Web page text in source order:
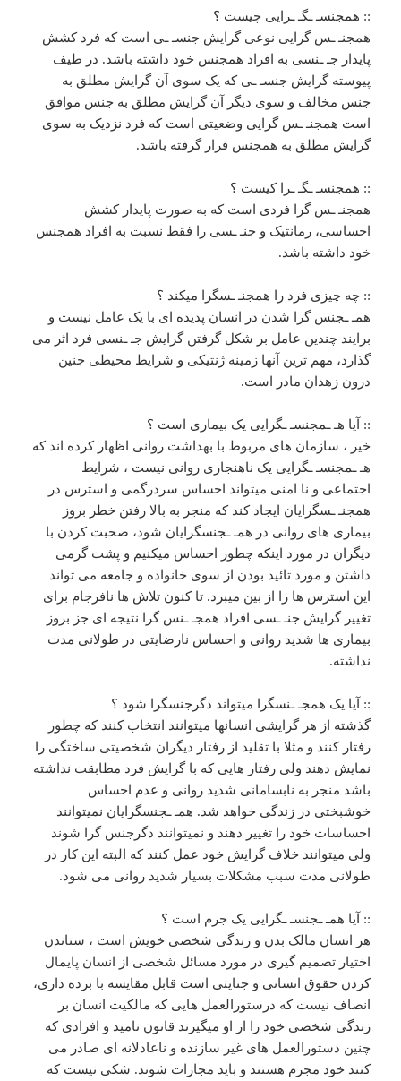
:: همجنسـ‌ ـگـ‌ ـرایی چیست ؟
همجنـ ـس گرایی نوعی گرایش جنسـ‌ ـی است که فرد کشش
پایدار جـ ـنسی به افراد همجنس خود داشته باشد. در طیف
پیوسته گرایش جنسـ ـی که یک سوی آن گرایش مطلق به
جنس مخالف و سوی دیگر آن گرایش مطلق به جنس موافق
است همجنـ ـس گرایی وضعیتی است که فرد نزدیک به سوی
گرایش مطلق به همجنس قرار گرفته باشد.
:: همجنسـ ـگـ‌ ـرا کیست ؟
همجنـ ـس گرا فردی است که به صورت پایدار کشش
احساسی، رمانتیک و جنـ ـسی را فقط نسبت به افراد همجنس
خود داشته باشد.
:: چه چیزی فرد را همجنـ ـسگرا میکند ؟
همـ ـجنس گرا شدن در انسان پدیده ای با یک عامل نیست و
برایند چندین عامل بر شکل گرفتن گرایش جـ ـنسی فرد اثر می
گذارد، مهم ترین آنها زمینه ژنتیکی و شرایط محیطی جنین
درون زهدان مادر است.
:: آیا هـ‌ ـمجنسـ ـگرایی یک بیماری است ؟
خیر ، سازمان های مربوط با بهداشت روانی اظهار کرده اند که
هـ ـمجنسـ‌ ـگرایی یک ناهنجاری روانی نیست ، شرایط
اجتماعی و نا امنی میتواند احساس سردرگمی و استرس در
همجنـ ـسگرایان ایجاد کند که منجر به بالا رفتن خطر بروز
بیماری های روانی در همـ ـجنسگرایان شود، صحبت کردن با
دیگران در مورد اینکه چطور احساس میکنیم و پشت گرمی
داشتن و مورد تائید بودن از سوی خانواده و جامعه می تواند
این استرس ها را از بین میبرد. تا کنون تلاش ها نافرجام برای
تغییر گرایش جنـ ـسی افراد همجـ ـنس گرا نتیجه ای جز بروز
بیماری ها شدید روانی و احساس نارضایتی در طولانی مدت
نداشته.
:: آیا یک همجـ‌ ـنسگرا میتواند دگرجنسگرا شود ؟
گذشته از هر گرایشی انسانها میتوانند انتخاب کنند که چطور
رفتار کنند و مثلا با تقلید از رفتار دیگران شخصیتی ساختگی را
نمایش دهند ولی رفتار هایی که با گرایش فرد مطابقت نداشته
باشد منجر به نابسامانی شدید روانی و عدم احساس
خوشبختی در زندگی خواهد شد. همـ ـجنسگرایان نمیتوانند
احساسات خود را تغییر دهند و نمیتوانند دگرجنس گرا شوند
ولی میتوانند خلاف گرایش خود عمل کنند که البته این کار در
طولانی مدت سبب مشکلات بسیار شدید روانی می شود.
:: آیا همـ ـجنسـ ـگرایی یک جرم است ؟
هر انسان مالک بدن و زندگی شخصی خویش است ، ستاندن
اختیار تصمیم گیری در مورد مسائل شخصی از انسان پایمال
کردن حقوق انسانی و جنایتی است قابل مقایسه با برده داری،
انصاف نیست که درستورالعمل هایی که مالکیت انسان بر
زندگی شخصی خود را از او میگیرند قانون نامید و افرادی که
چنین دستورالعمل های غیر سازنده و ناعادلانه ای صادر می
کنند خود مجرم هستند و باید مجازات شوند. شکی نیست که